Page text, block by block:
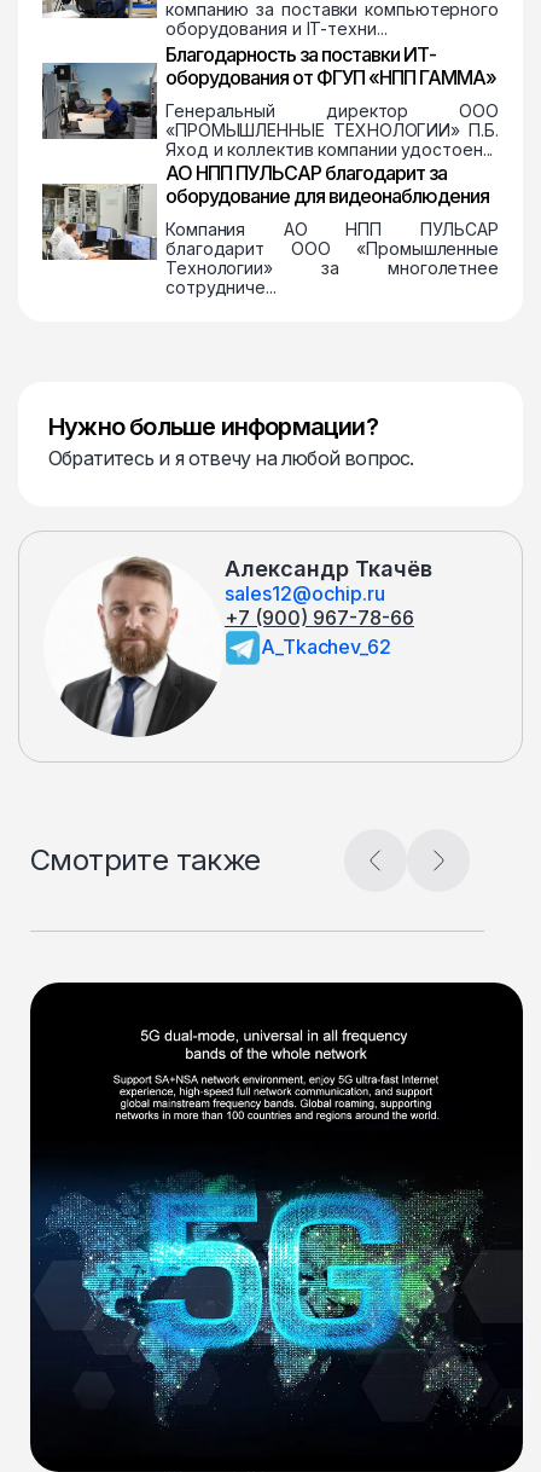
компанию за поставки компьютерного
оборудования и IT-техни...
Благодарность за поставки ИТ-
оборудования от ФГУП «НПП ГАММА»
Генеральный директор ООО
«ПРОМЫШЛЕННЫЕ ТЕХНОЛОГИИ» П.Б.
Яход и коллектив компании удостоен...
АО НПП ПУЛЬСАР благодарит за
оборудование для видеонаблюдения
Компания АО НПП ПУЛЬСАР
благодарит ООО «Промышленные
Технологии» за многолетнее
сотрудниче...
Нужно больше информации?
Обратитесь и я отвечу на любой вопрос.
Александр Ткачёв
sales12@ochip.ru
+7 (900) 967-78-66
A_Tkachev_62
Смотрите также